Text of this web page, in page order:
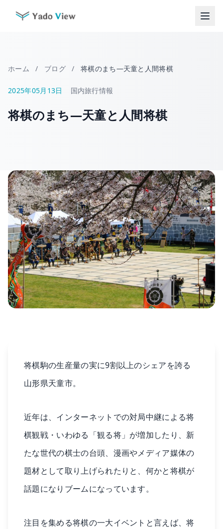
ホーム / ブログ / 将棋のまち―天童と人間将棋
2025年05月13日 国内旅行情報
将棋のまち―天童と人間将棋
将棋駒の生産量の実に9割以上のシェアを誇る
山形県天童市。
近年は、インターネットでの対局中継による将
棋観戦・いわゆる「観る将」が増加したり、新
たな世代の棋士の台頭、漫画やメディア媒体の
題材として取り上げられたりと、何かと将棋が
話題になりブームになっています。
注目を集める将棋の一大イベントと言えば、将